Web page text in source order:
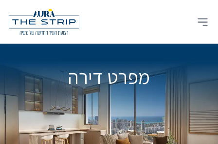
content
Open main menu
מפרט דירה